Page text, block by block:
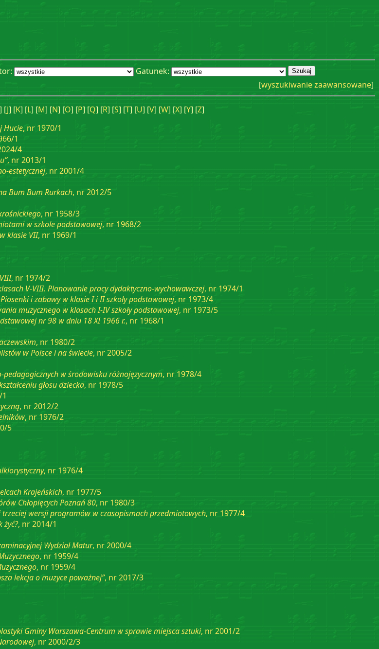
Gatunek:
[wyszukiwanie zaawansowane]
] [J] [K] [L] [M] [N] [O] [P] [Q] [R] [S] [T] [U] [V] [W] [X] [Y] [Z]
Hucie, nr 1970/1
1
4
, nr 2013/1
estetycznej, nr 2001/4
Bum Bum Rurkach, nr 2012/5
, nr 1958/3
w szkole podstawowej, nr 1968/2
klasie VII, nr 1969/1
, nr 1974/2
V-VIII. Planowanie pracy dydaktyczno-wychowawczej, nr 1974/1
i zabawy w klasie I i II szkoły podstawowej, nr 1973/4
muzycznego w klasach I-IV szkoły podstawowej, nr 1973/5
nr 98 w dniu 18 XI 1966 r., nr 1968/1
, nr 1980/2
w Polsce i na świecie, nr 2005/2
w środowisku różnojęzycznym, nr 1978/4
głosu dziecka, nr 1978/5
, nr 2012/2
, nr 1976/2
5
, nr 1976/4
Krajeńskich, nr 1977/5
Chłopięcych Poznań 80, nr 1980/3
wersji programów w czasopismach przedmiotowych, nr 1977/4
żyć?, nr 2014/1
Wydział Matur, nr 2000/4
, nr 1959/4
, nr 1959/4
lekcja o muzyce poważnej”, nr 2017/3
Gminy Warszawa-Centrum w sprawie miejsca sztuki, nr 2001/2
, nr 2000/2/3